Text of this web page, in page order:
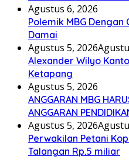
Agustus 6, 2026
Polemik MBG
Damai
Agustus 5, 2026
Alexander Wilyo
Ketapang
Agustus 5, 2026
ANGGARAN MBG
ANGGARAN
Agustus 5, 2026
Perwakilan Petani
Talangan Rp.5 miliar